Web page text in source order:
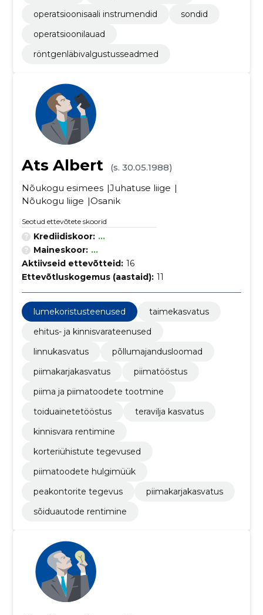
operatsioonisaali instrumendid
sondid
operatsioonilauad
röntgenläbivalgustusseadmed
Ats Albert
(s. 30.05.1988)
Nõukogu esimees Juhatuse liige
Nõukogu liige
Osanik
Seotud ettevõtete skoorid
Krediidiskoor: ...
Maineskoor: ...
Aktiivseid ettevõtteid: 16
Ettevõtluskogemus (aastaid): 11
lumekoristusteenused
taimekasvatus
ehitus- ja kinnisvarateenused
linnukasvatus
põllumajandusloomad
piimakarjakasvatus
piimatööstus
piima ja piimatoodete tootmine
toiduainetetööstus
teravilja kasvatus
kinnisvara rentimine
korteriühistute tegevused
piimatoodete hulgimüük
peakontorite tegevus
piimakarjakasvatus
sõiduautode rentimine